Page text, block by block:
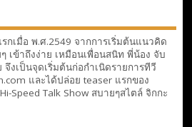
กเมื่อ พ.ศ.2549 จากการเริ่มต้นแนวคิด
เข้าถึงง่าย เหมือนเพื่อนสนิท พี่น้อง จับ
งเป็นจุดเริ่มต้นก่อกำเนิดรายการทีวี
และได้ปล่อย teaser แรกของ
Speed Talk Show สบายๆสไตล์ จิกกะ